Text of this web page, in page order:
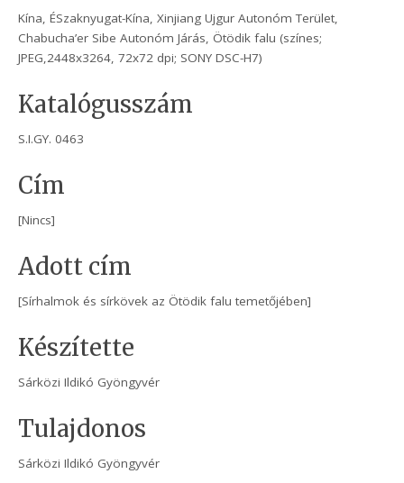
Kína, ÉSzaknyugat-Kína, Xinjiang Ujgur Autonóm Terület,
Chabucha’er Sibe Autonóm Járás, Ötödik falu (színes;
JPEG,2448x3264, 72x72 dpi; SONY DSC-H7)
Katalógusszám
S.I.GY. 0463
Cím
[Nincs]
Adott cím
[Sírhalmok és sírkövek az Ötödik falu temetőjében]
Készítette
Sárközi Ildikó Gyöngyvér
Tulajdonos
Sárközi Ildikó Gyöngyvér